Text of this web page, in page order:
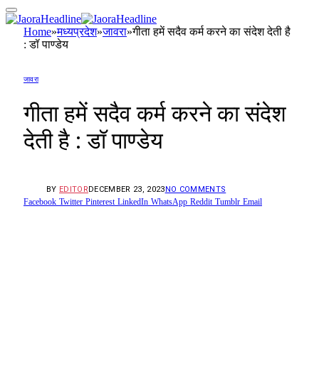
Home»मध्यप्रदेश»जावरा»गीता हमें सदैव कर्म करने का संदेश देती है
: डॉ पाण्डेय
जावरा
गीता हमें सदैव कर्म करने का संदेश
देती है : डॉ पाण्डेय
BY EDITORDECEMBER 23, 2023NO COMMENTS
Facebook Twitter Pinterest LinkedIn WhatsApp Reddit Tumblr Email